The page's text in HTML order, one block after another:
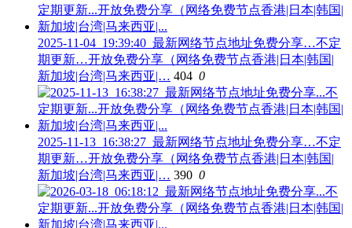
2025-11-04_19:39:40_最新网络节点地址免费分享…不定
期更新…开放免费分享（网络免费节点香港|日本|韩国|
新加坡|台湾|马来西亚|… 404 0
2025-11-13_16:38:27_最新网络节点地址免费分享…不定
期更新…开放免费分享（网络免费节点香港|日本|韩国|
新加坡|台湾|马来西亚|… 390 0